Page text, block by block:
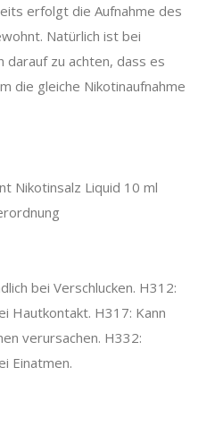
erfolgt die Aufnahme des
Natürlich ist bei
darauf zu achten, dass es
die gleiche Nikotinaufnahme
Nikotinsalz Liquid 10 ml
bei Verschlucken. H312:
Hautkontakt. H317: Kann
verursachen. H332:
Einatmen.